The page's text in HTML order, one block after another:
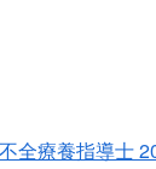
全療養指導士